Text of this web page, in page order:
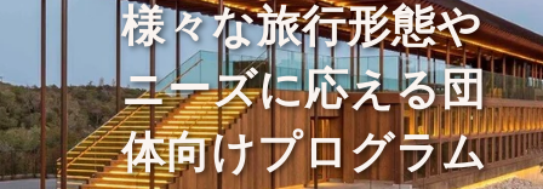
様々な旅行形態や
ニーズに応える団
体向けプログラム